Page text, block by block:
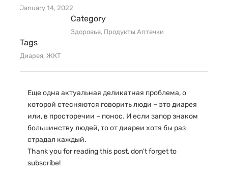
January 14, 2022
Category
Здоровье, Продукты Аптечки
Tags
Диарея, ЖКТ
Еще одна актуальная деликатная проблема, о
которой стесняются говорить люди – это диарея
или, в просторечии – понос. И если запор знаком
большинству людей, то от диареи хотя бы раз
страдал каждый.
Thank you for reading this post, don't forget to
subscribe!